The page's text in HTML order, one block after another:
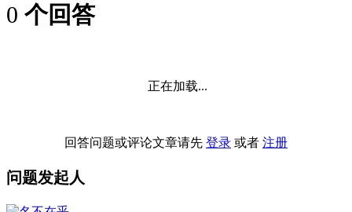
0 个回答
正在加载...
回答问题或评论文章请先 登录 或者 注册
问题发起人